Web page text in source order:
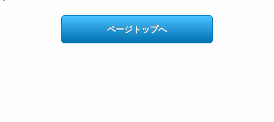
ページトップへ